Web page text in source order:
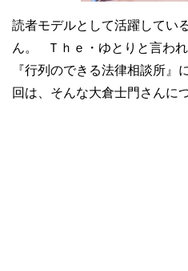
読者モデルとして活躍してい
ん。 Ｔｈｅ・ゆとりと言わ
『行列のできる法律相談所
回は、そんな大倉士門さんに